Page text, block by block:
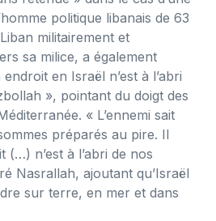
politique libanais de 63
militairement et
sa milice, a également
en Israël n’est à l’abri
», pointant du doigt des
« L’ennemi sait
préparés au pire. Il
(…) n’est à l’abri de nos
Nasrallah, ajoutant qu’Israël
sur terre, en mer et dans